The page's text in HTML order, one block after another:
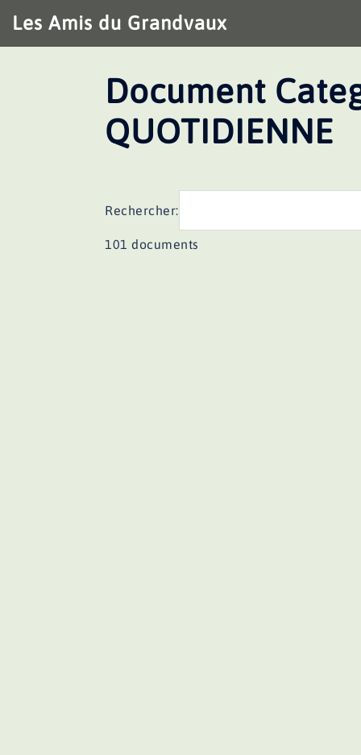
au
contenu
Les Amis du Grandvaux
Document
QUOTIDIENNE
Rechercher:
101 documents